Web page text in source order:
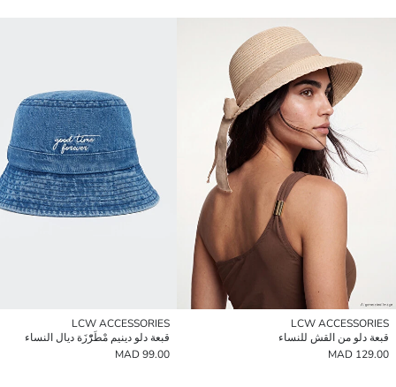
LCW ACCESSORIES
قبعة دلو من القش للنساء
129.00 MAD
LCW ACCESSORIES
قبعة دلو دينيم مْطَرّْزَة ديال النساء
99.00 MAD